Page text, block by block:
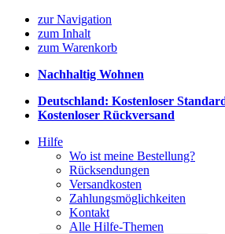
zur Navigation
zum Inhalt
zum Warenkorb
Nachhaltig Wohnen
Deutschland: Kostenloser
Kostenloser Rückversand
Hilfe
Wo ist meine Bestellung?
Rücksendungen
Versandkosten
Zahlungsmöglichkeiten
Kontakt
Alle Hilfe-Themen